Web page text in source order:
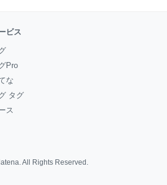
ビス
Pro
な
タグ
ス
. All Rights Reserved.